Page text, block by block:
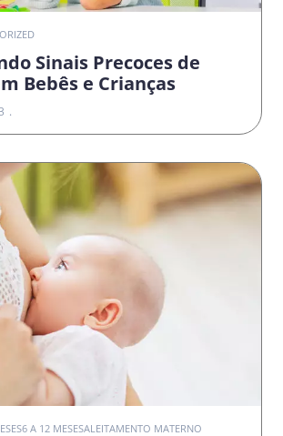
Sinais Precoces de
Bebês e Crianças
6 A 12 MESESALEITAMENTO MATERNO